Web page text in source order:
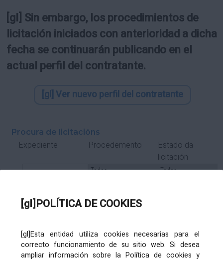
[gl]POLÍTICA DE COOKIES
[gl]Esta entidad utiliza cookies necesarias para el
correcto funcionamiento de su sitio web. Si desea
ampliar información sobre la Política de cookies y
[gl] Sin embargo, los procedimientos de
licitación iniciados con anterioridad a dicha
fecha se continuarán publicando en el
actual perfil del contratante.
[gl] Ver nuevo perfil del contratante
Procura de licitacións
Expediente Procedemento
Estado da
licitación
Subcontrato Tramitación
Órgano de contratación Título